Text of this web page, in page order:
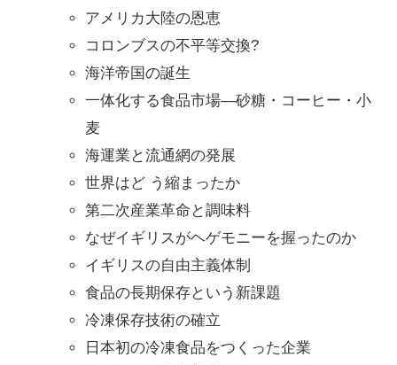
アメリカ大陸の恩恵
コロンブスの不平等交換?
海洋帝国の誕生
一体化する食品市場―砂糖・コーヒー・小
麦
海運業と流通網の発展
世界はど う縮まったか
第二次産業革命と調味料
なぜイギリスがヘゲモニーを握ったのか
イギリスの自由主義体制
食品の長期保存という新課題
冷凍保存技術の確立
日本初の冷凍食品をつくった企業